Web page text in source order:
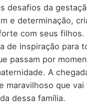
desafios da
e determinação,
com seus filhos.
de inspiração para
passam por
A
maravilhoso que
dessa família.